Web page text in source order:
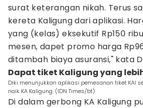
surat keterangan nikah. Terus
kereta Kaligung dari aplikasi.
yang (kelas) eksekutif Rp150
mesen, dapet promo harga
ditambah biaya asuransi," kata
Dapat tiket Kaligung yang
Diki menunjukkan aplikasi pemesanan tiket KAI
naik KA Kaligung. (IDN Times/bt)
Di dalam gerbong KA Kaligung